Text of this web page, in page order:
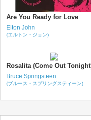
Are You Ready for Love
Elton John
(エルトン・ジョン)
Rosalita (Come Out
Bruce Springsteen
(ブルース・スプリングスティーン)